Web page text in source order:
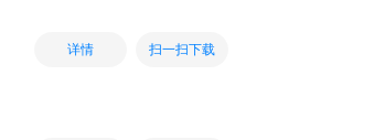
详情 扫一扫下载